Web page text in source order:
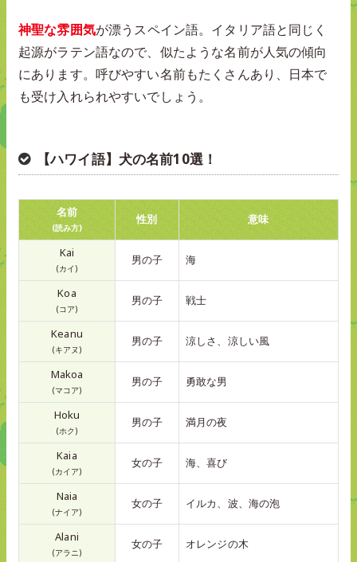
神聖な雰囲気が漂うスペイン語。イタリア語と同じく
起源がラテン語なので、似たような名前が人気の傾向
にあります。呼びやすい名前もたくさんあり、日本で
も受け入れられやすいでしょう。
【ハワイ語】犬の名前10選！
名前
(読み方)
性別 意味
Kai
(カイ)
男の子 海
Koa
(コア)
男の子 戦士
Keanu
(キアヌ)
男の子 涼しさ、涼しい風
Makoa
(マコア)
男の子 勇敢な男
Hoku
(ホク)
男の子 満月の夜
Kaia
(カイア)
女の子 海、喜び
Naia
(ナイア)
女の子 イルカ、波、海の泡
Alani
(アラニ)
女の子 オレンジの木